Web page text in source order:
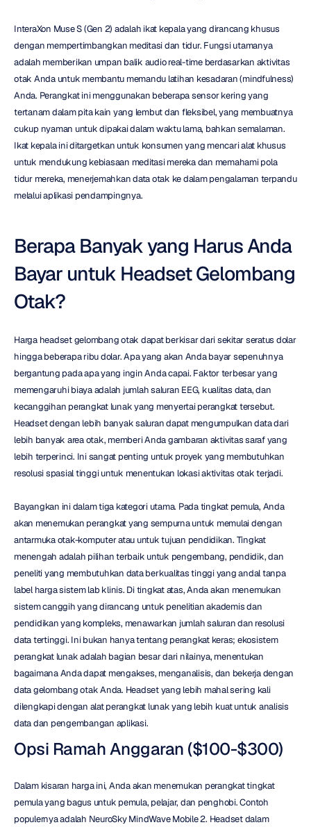
InteraXon Muse S (Gen 2) adalah ikat kepala yang dirancang khusus
dengan mempertimbangkan meditasi dan tidur. Fungsi utamanya
adalah memberikan umpan balik audio real-time berdasarkan aktivitas
otak Anda untuk membantu memandu latihan kesadaran (mindfulness)
Anda. Perangkat ini menggunakan beberapa sensor kering yang
tertanam dalam pita kain yang lembut dan fleksibel, yang membuatnya
cukup nyaman untuk dipakai dalam waktu lama, bahkan semalaman.
Ikat kepala ini ditargetkan untuk konsumen yang mencari alat khusus
untuk mendukung kebiasaan meditasi mereka dan memahami pola
tidur mereka, menerjemahkan data otak ke dalam pengalaman terpandu
melalui aplikasi pendampingnya.
Berapa Banyak yang Harus Anda
Bayar untuk Headset Gelombang
Otak?
Harga headset gelombang otak dapat berkisar dari sekitar seratus dolar
hingga beberapa ribu dolar. Apa yang akan Anda bayar sepenuhnya
bergantung pada apa yang ingin Anda capai. Faktor terbesar yang
memengaruhi biaya adalah jumlah saluran EEG, kualitas data, dan
kecanggihan perangkat lunak yang menyertai perangkat tersebut.
Headset dengan lebih banyak saluran dapat mengumpulkan data dari
lebih banyak area otak, memberi Anda gambaran aktivitas saraf yang
lebih terperinci. Ini sangat penting untuk proyek yang membutuhkan
resolusi spasial tinggi untuk menentukan lokasi aktivitas otak terjadi.
Bayangkan ini dalam tiga kategori utama. Pada tingkat pemula, Anda
akan menemukan perangkat yang sempurna untuk memulai dengan
antarmuka otak-komputer atau untuk tujuan pendidikan. Tingkat
menengah adalah pilihan terbaik untuk pengembang, pendidik, dan
peneliti yang membutuhkan data berkualitas tinggi yang andal tanpa
label harga sistem lab klinis. Di tingkat atas, Anda akan menemukan
sistem canggih yang dirancang untuk penelitian akademis dan
pendidikan yang kompleks, menawarkan jumlah saluran dan resolusi
data tertinggi. Ini bukan hanya tentang perangkat keras; ekosistem
perangkat lunak adalah bagian besar dari nilainya, menentukan
bagaimana Anda dapat mengakses, menganalisis, dan bekerja dengan
data gelombang otak Anda. Headset yang lebih mahal sering kali
dilengkapi dengan alat perangkat lunak yang lebih kuat untuk analisis
data dan pengembangan aplikasi.
Opsi Ramah Anggaran ($100-$300)
Dalam kisaran harga ini, Anda akan menemukan perangkat tingkat
pemula yang bagus untuk pemula, pelajar, dan penghobi. Contoh
populernya adalah NeuroSky MindWave Mobile 2. Headset dalam